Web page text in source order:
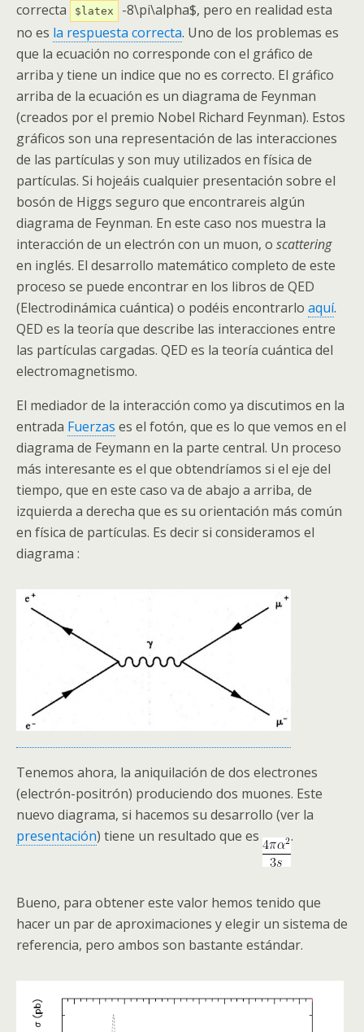
correcta
$latex
-8\pi\alpha$, pero en realidad esta
no es la respuesta correcta. Uno de los problemas es
que la ecuación no corresponde con el gráfico de
arriba y tiene un indice que no es correcto. El gráfico
arriba de la ecuación es un diagrama de Feynman
(creados por el premio Nobel Richard Feynman). Estos
gráficos son una representación de las interacciones
de las partículas y son muy utilizados en física de
partículas. Si hojeáis cualquier presentación sobre el
bosón de Higgs seguro que encontrareis algún
diagrama de Feynman. En este caso nos muestra la
interacción de un electrón con un muon, o scattering
en inglés. El desarrollo matemático completo de este
proceso se puede encontrar en los libros de QED
(Electrodinámica cuántica) o podéis encontrarlo aquí.
QED es la teoría que describe las interacciones entre
las partículas cargadas. QED es la teoría cuántica del
electromagnetismo.
El mediador de la interacción como ya discutimos en la
entrada Fuerzas es el fotón, que es lo que vemos en el
diagrama de Feymann en la parte central. Un proceso
más interesante es el que obtendríamos si el eje del
tiempo, que en este caso va de abajo a arriba, de
izquierda a derecha que es su orientación más común
en física de partículas. Es decir si consideramos el
diagrama :
Tenemos ahora, la aniquilación de dos electrones
(electrón-positrón) produciendo dos muones. Este
nuevo diagrama, si hacemos su desarrollo (ver la
presentación) tiene un resultado que es .
Bueno, para obtener este valor hemos tenido que
hacer un par de aproximaciones y elegir un sistema de
referencia, pero ambos son bastante estándar.